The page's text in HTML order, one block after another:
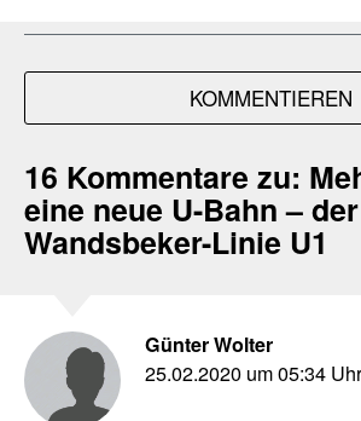
KOMMENTIEREN
16 Kommentare zu:
eine neue U-Bahn –
Wandsbeker-Linie U1
Günter Wolter
25.02.2020 um 05:34 Uhr